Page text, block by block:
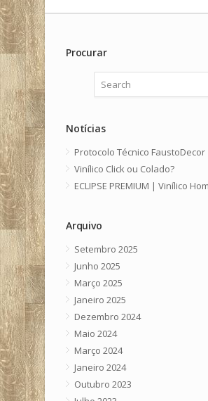
Procurar
Notícias
Protocolo Técnico FaustoDecor
Vinílico Click ou Colado?
ECLIPSE PREMIUM | Vinílico
Arquivo
Setembro 2025
Junho 2025
Março 2025
Janeiro 2025
Dezembro 2024
Maio 2024
Março 2024
Janeiro 2024
Outubro 2023